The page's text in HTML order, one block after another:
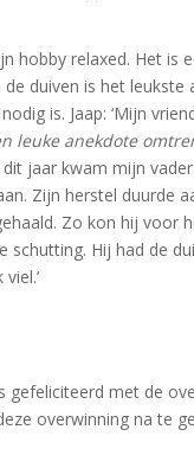
hobby relaxed. Het
duiven is het
is. Jaap: ‘Mijn
leuke anekdote
jaar kwam mijn
Zijn herstel duurde
Zo kon hij voor
schutting. Hij had de
gefeliciteerd met de
overwinning na te